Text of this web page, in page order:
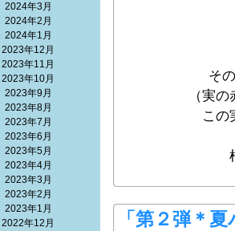
2024年3月
2024年2月
2024年1月
2023年12月
2023年11月
2023年10月
2023年9月
2023年8月
2023年7月
2023年6月
2023年5月
2023年4月
2023年3月
2023年2月
2023年1月
2022年12月
そ
（実
この
「第２弾＊